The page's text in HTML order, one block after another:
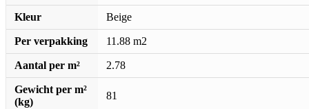
Kleur Beige
Per verpakking 11.88 m2
Aantal per m² 2.78
Gewicht per m²
(kg)
81